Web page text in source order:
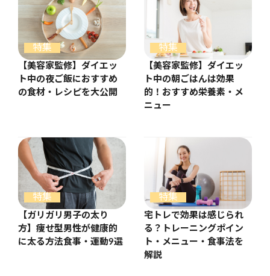
特集
【美容家監修】ダイエッ
ト中の夜ご飯におすすめ
の食材・レシピを大公開
特集
【美容家監修】ダイエッ
ト中の朝ごはんは効果
的！おすすめ栄養素・メ
ニュー
特集
【ガリガリ男子の太り
方】痩せ型男性が健康的
に太る方法食事・運動9選
特集
宅トレで効果は感じられ
る？トレーニングポイン
ト・メニュー・食事法を
解説